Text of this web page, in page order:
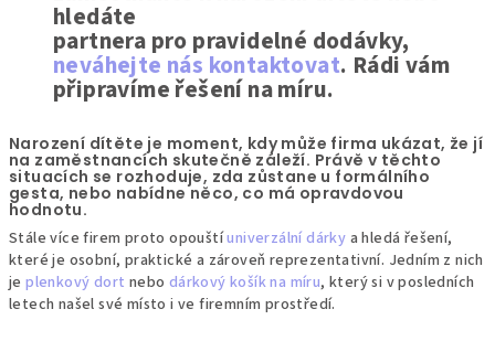
hledáte
partnera pro pravidelné dodávky,
neváhejte nás kontaktovat. Rádi vám
připravíme řešení na míru.
Narození dítěte je moment, kdy může firma ukázat, že jí
na zaměstnancích skutečně záleží. Právě v těchto
situacích se rozhoduje, zda zůstane u formálního
gesta, nebo nabídne něco, co má opravdovou
hodnotu.
Stále více firem proto opouštíuniverzální dárky a hledá řešení,
které je osobní, praktické a zároveň reprezentativní. Jedním z nich
jeplenkový dort nebo dárkový košík na míru, který si v posledních
letech našel své místo i ve firemním prostředí.